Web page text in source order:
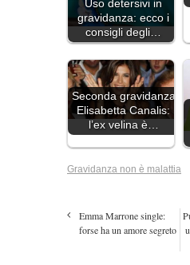
Uso detersivi in
gravidanza: ecco i
consigli degli…
Seconda gravidanza
Elisabetta Canalis:
l’ex velina è…
Gravidanza non è malattia
Emma Marrone single:
forse ha un amore segreto